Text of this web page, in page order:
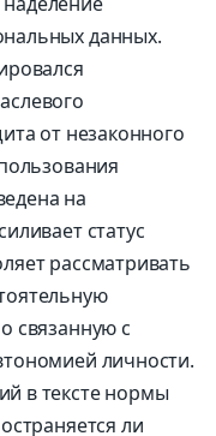
данных.
от незаконного
на
статус
рассматривать
связанную с
личности.
в тексте нормы
ли